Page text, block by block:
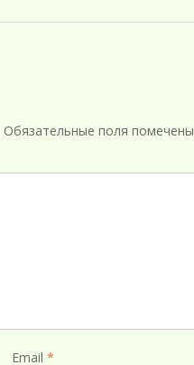
Обязательные поля помечены
Email *